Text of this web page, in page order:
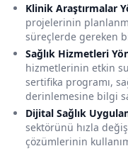
Klinik Araştırmalar
projelerinin
süreçlerde gereken
Sağlık Hizmetleri
hizmetlerinin etkin
sertifika programı,
derinlemesine bilgi
Dijital Sağlık
sektörünü hızla
çözümlerinin